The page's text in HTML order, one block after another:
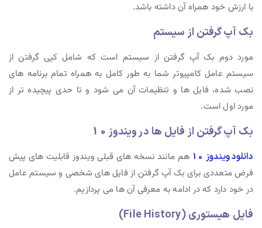
با ارزش خود همراه آن داشته باشد.
بک آپ گرفتن از سیستم
مورد دوم بک آپ گرفتن از سیستم است که شامل کپی گرفتن از
سیستم عامل کامپیوتر شما به طور کامل به همراه تمام برنامه های
نصب شده، فایل ها و تنظیمات آن می شود و تا حدی پیچیده تر از
مورد اول است.
بک آپ گرفتن از فایل ها در ویندوز 10
دانلود ویندوز 10
هم مانند نسخه های قبلی ویندوز قابلیت های پیش
فرض متعددی برای بک آپ گرفتن از فایل های شخصی و سیستم عامل
در خود دارد که در ادامه به معرفی آن ها می پردازیم.
فایل هیستوری (File History)